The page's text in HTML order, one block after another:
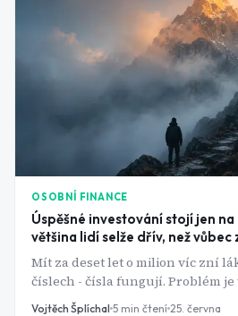
OSOBNÍ FINANCE
Úspěšné investování stojí jen
většina lidí selže dřív, než vůbec
Mít za deset let o milion víc zní
číslech - čísla fungují. Problém je
když trhy nerostou podle plánu.
Vojtěch Šplíchal 5 min čtení 25. června